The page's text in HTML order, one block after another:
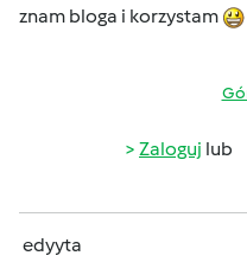
znam bloga i korzystam
Zaloguj lub
edyyta